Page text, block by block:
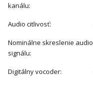
kanálu:
Audio citlivosť:
Nominálne skreslenie audio
signálu:
Digitálny vocoder: